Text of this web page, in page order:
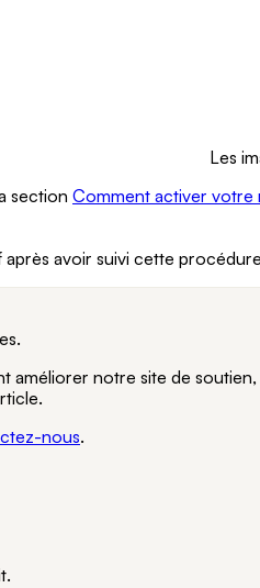
Les
section Comment activer votre
après avoir suivi cette
notre site de
nous.